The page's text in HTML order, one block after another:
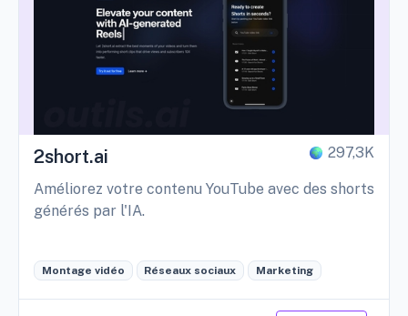
2short.ai 297,3K
Améliorez votre contenu YouTube avec des shorts
générés par l'IA.
Montage vidéo Réseaux sociaux Marketing